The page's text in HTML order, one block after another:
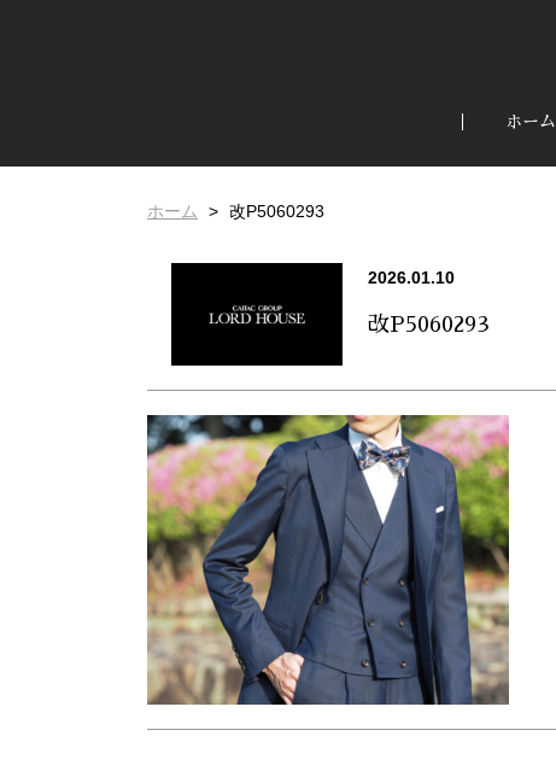
ホーム
ホーム 改P5060293
2026.01.10
改P5060293